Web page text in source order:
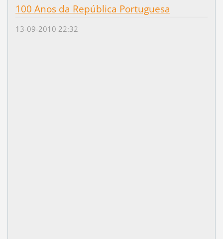
100 Anos da República Portuguesa
13-09-2010 22:32